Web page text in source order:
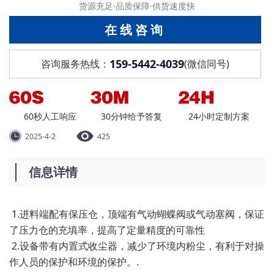
货源充足·品质保障·供货速度快
在线咨询
咨询服务热线： 159-5442-4039(微信同号)
60秒人工响应 30分钟给予答复 24小时定制方案
2025-4-2 425
信息详情
1.进料端配有保压仓，顶端有气动蝴蝶阀或气动塞阀，保证
了压力仓的充填率，提高了定量精度的可靠性
2.设备带有内置式收尘器，减少了环境内粉尘，有利于对操
作人员的保护和环境的保护。.